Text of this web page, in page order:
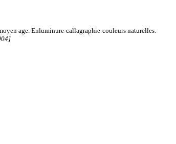
age. Enluminure-callagraphie-couleurs naturelles.